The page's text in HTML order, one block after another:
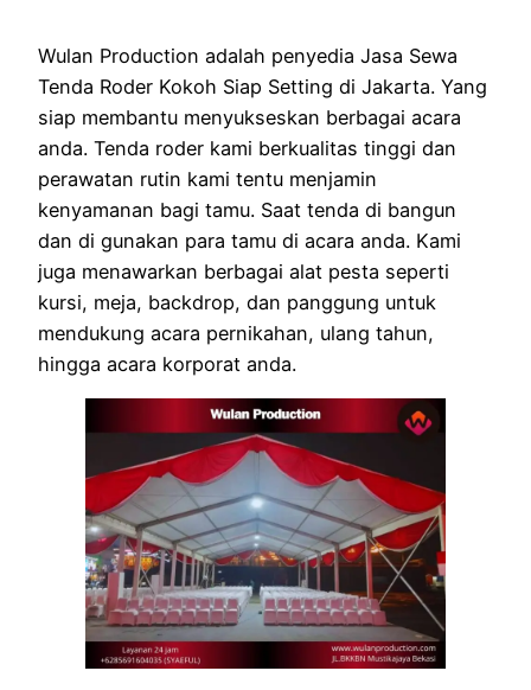
Wulan Production adalah penyedia Jasa Sewa
Tenda Roder Kokoh Siap Setting di Jakarta. Yang
siap membantu menyukseskan berbagai acara
anda. Tenda roder kami berkualitas tinggi dan
perawatan rutin kami tentu menjamin
kenyamanan bagi tamu. Saat tenda di bangun
dan di gunakan para tamu di acara anda. Kami
juga menawarkan berbagai alat pesta seperti
kursi, meja, backdrop, dan panggung untuk
mendukung acara pernikahan, ulang tahun,
hingga acara korporat anda.